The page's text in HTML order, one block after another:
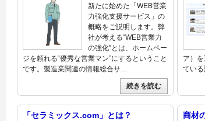
新たに始めた「WEB営業
力強化支援サービス」の
概略をご説明します。弊
社が考える“WEB営業力
の強化”とは、ホームペー
ジを頼れる“優秀な営業マン”にするということ
です。製造業関連の情報総合サ…
続きを読む
ア）
てい
「セラミックス.com」とは？ 商材